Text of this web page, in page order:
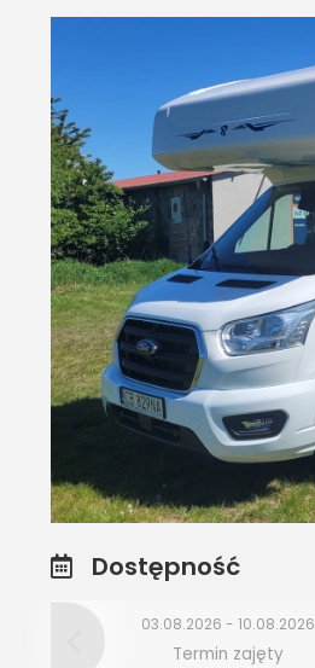
Dostępność
03.08.2026 - 10.08.2026
Termin zajęty